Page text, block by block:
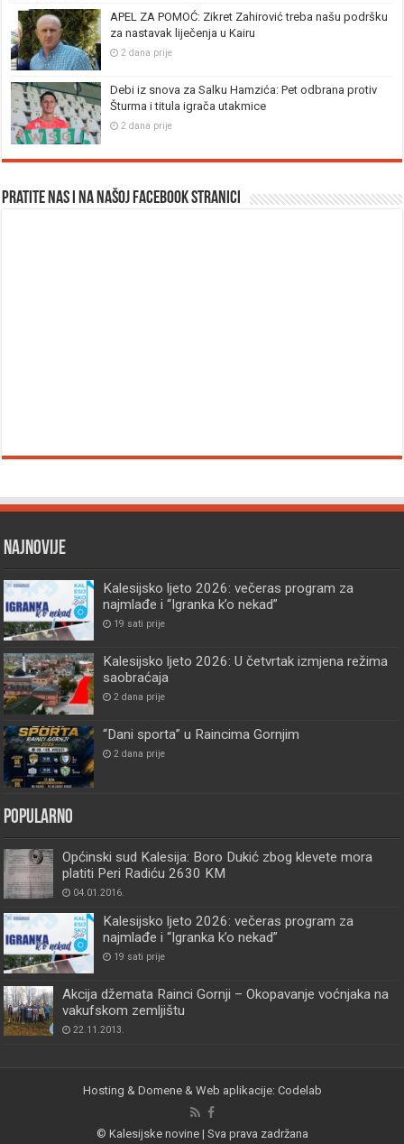
APEL ZA POMOĆ: Zikret Zahirović treba našu podršku
za nastavak liječenja u Kairu
2 dana prije
Debi iz snova za Salku Hamzića: Pet odbrana protiv
Šturma i titula igrača utakmice
2 dana prije
Pratite nas i na našoj facebook stranici
Najnovije
Kalesijsko ljeto 2026: večeras program za
najmlađe i “Igranka k’o nekad”
19 sati prije
Kalesijsko ljeto 2026: U četvrtak izmjena režima
saobraćaja
2 dana prije
“Dani sporta” u Raincima Gornjim
2 dana prije
Popularno
Općinski sud Kalesija: Boro Dukić zbog klevete mora
platiti Peri Radiću 2630 KM
04.01.2016.
Kalesijsko ljeto 2026: večeras program za
najmlađe i “Igranka k’o nekad”
19 sati prije
Akcija džemata Rainci Gornji – Okopavanje voćnjaka na
vakufskom zemljištu
22.11.2013.
Hosting & Domene & Web aplikacije: Codelab
© Kalesijske novine | Sva prava zadržana